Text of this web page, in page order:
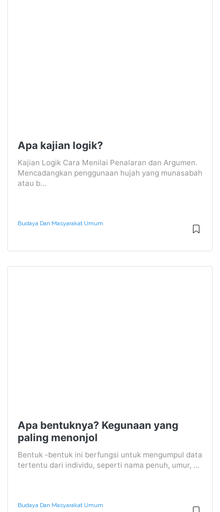
Apa kajian logik?
Kajian Logik Cara Menilai Penalaran dan Argumen.
Mencadangkan penggunaan hujah yang munasabah
atau b...
Budaya Dan Masyarakat Umum
Apa bentuknya? Kegunaan yang
paling menonjol
Bentuk -bentuk ini berfungsi untuk mengumpul data
tertentu dari individu, seperti nama penuh, umur, ...
Budaya Dan Masyarakat Umum